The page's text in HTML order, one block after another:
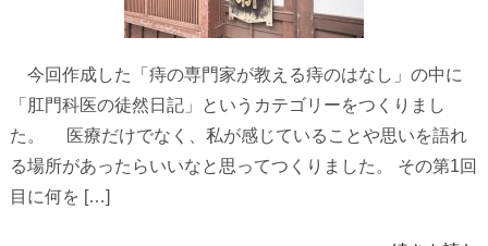
今回作成した「痔の専門家が教える痔のはなし」の中に
「肛門科医の徒然日記」というカテゴリーをつくりまし
た。 医療だけでなく、私が感じていることや思いを語れ
る場所があったらいいなと思ってつくりました。 その第1回
目に何を […]